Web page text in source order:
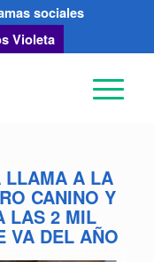
sociales
Violeta
LLAMA A LA
CANINO Y
LAS 2 MIL
VA DEL AÑO